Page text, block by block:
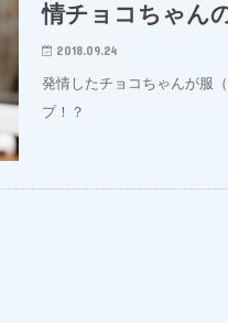
情チョコちゃん
2018.09.24
発情したチョコちゃんが服
プ！？